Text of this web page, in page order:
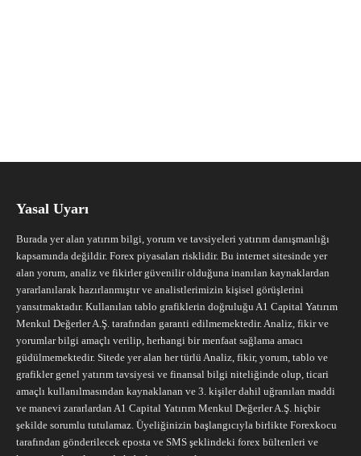
Yasal Uyarı
Burada yer alan yatırım bilgi, yorum ve tavsiyeleri yatırım danışmanlığı
kapsamında değildir. Forex piyasaları risklidir. Bu internet sitesinde yer
alan yorum, analiz ve fikirler güvenilir olduğuna inanılan kaynaklardan
yararlanılarak hazırlanmıştır ve analistlerimizin kişisel görüşlerini
yansıtmaktadır. Kullanılan tablo grafiklerin doğruluğu A1 Capital Yatırım
Menkul Değerler A.Ş. tarafından garanti edilmemektedir. Analiz, fikir ve
yorumlar bilgi amaçlı verilip, herhangi bir menfaat sağlama amacı
güdülmemektedir. Sitede yer alan her türlü Analiz, fikir, yorum, tablo ve
grafikler genel yatırım tavsiyesi ve finansal bilgi niteliğinde olup, ticari
amaçlı kullanılmasından kaynaklanan ve 3. kişiler dahil uğranılan maddi
ve manevi zararlardan A1 Capital Yatırım Menkul Değerler A.Ş. hiçbir
şekilde sorumlu tutulamaz. Üyeliğinizin başlangıcıyla birlikte Forexkocu
tarafından gönderilecek eposta ve SMS şeklindeki forex bültenleri ve